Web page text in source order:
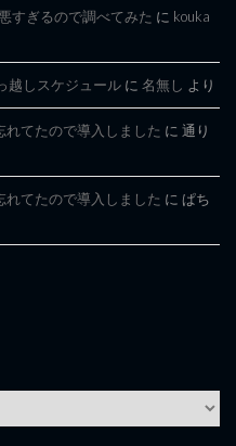
すぎるので調べてみた に kouka
越しスケジュール に 名無し より
れてたので導入しました に 通り
れてたので導入しました に ぱち